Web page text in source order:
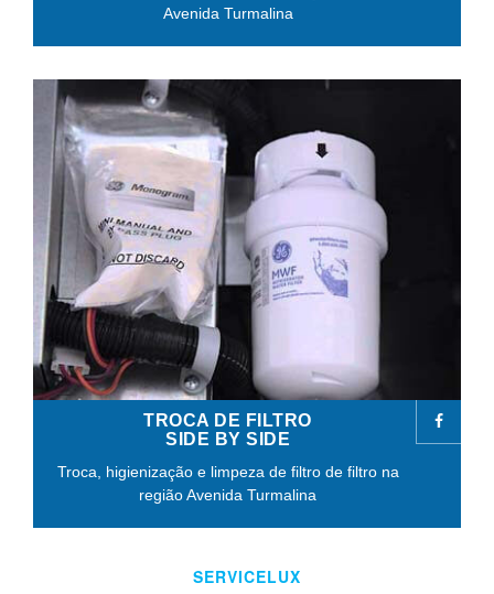
Avenida Turmalina
TROCA DE FILTRO
SIDE BY SIDE
Troca, higienização e limpeza de filtro de filtro na
região Avenida Turmalina
SERVICELUX